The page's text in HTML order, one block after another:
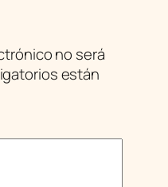
no será
están